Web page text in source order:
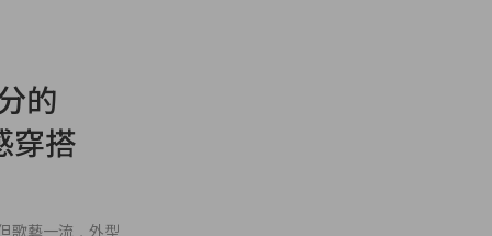
的
穿搭
歌藝一流，外型